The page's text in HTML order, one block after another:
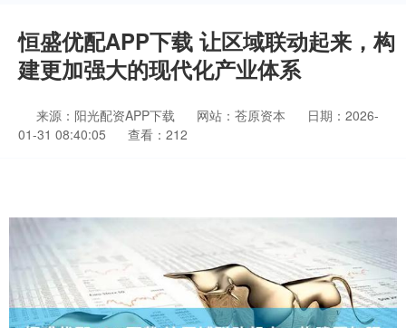
恒盛优配APP下载 让区域联动起来，构
建更加强大的现代化产业体系
来源：阳光配资APP下载 网站：苍原资本
日期：2026-
01-31 08:40:05
查看：212